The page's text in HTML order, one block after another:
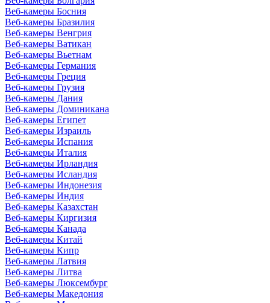
Веб-камеры Босния
Веб-камеры Бразилия
Веб-камеры Венгрия
Веб-камеры Ватикан
Веб-камеры Вьетнам
Веб-камеры Германия
Веб-камеры Греция
Веб-камеры Грузия
Веб-камеры Дания
Веб-камеры Доминикана
Веб-камеры Египет
Веб-камеры Израиль
Веб-камеры Испания
Веб-камеры Италия
Веб-камеры Ирландия
Веб-камеры Исландия
Веб-камеры Индонезия
Веб-камеры Индия
Веб-камеры Казахстан
Веб-камеры Киргизия
Веб-камеры Канада
Веб-камеры Китай
Веб-камеры Кипр
Веб-камеры Латвия
Веб-камеры Литва
Веб-камеры Люксембург
Веб-камеры Македония